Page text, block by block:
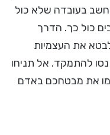
בעובדה שלא כול
כול כך. הדרך
את העצמיות
להתמקד. אל תניחו
את מבטחכם באדם